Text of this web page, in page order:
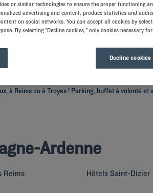
historique ! Située entre l’Île-de-France et la
à Reims ou à Troyes ! Parking, buffet à volonté
Ardenne
Reims Hôtels Saint-Dizier
or similar technologies to ensure the proper functioning
advertising and content, produce statistics and
on social networks. You can accept all cookies by
By selecting "Decline cookies," only cookies necessary
Decline cookies